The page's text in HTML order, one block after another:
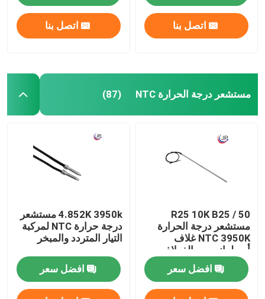
اتصل بنا اتصل بنا
مستشعر درجة الحرارة NTC (87)
R25 10K B25 / 50
مستشعر درجة الحرارة
NTC 3950K غلاف
أسطواني من الفولاذ
المقاوم للصدأ
افضل سعر
4.852K 3950k مستشعر
درجة حرارة NTC لمركبة
التيار المتردد والمبخر
افضل سعر